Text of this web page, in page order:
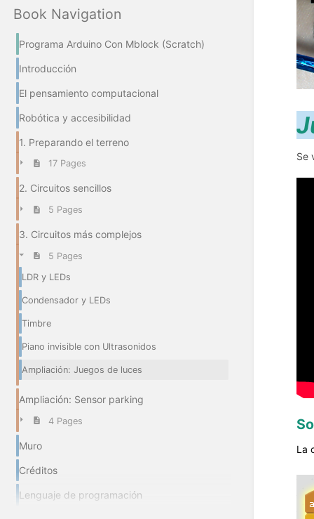
Book Navigation
Programa Arduino Con Mblock (Scratch)
Introducción
El pensamiento computacional
Robótica y accesibilidad
1. Preparando el terreno
17 Pages
2. Circuitos sencillos
5 Pages
3. Circuitos más complejos
5 Pages
LDR y LEDs
Condensador y LEDs
Timbre
Piano invisible con Ultrasonidos
Ampliación: Juegos de luces
Ampliación: Sensor parking
4 Pages
Muro
Créditos
Lenguaje de programación
Se
La